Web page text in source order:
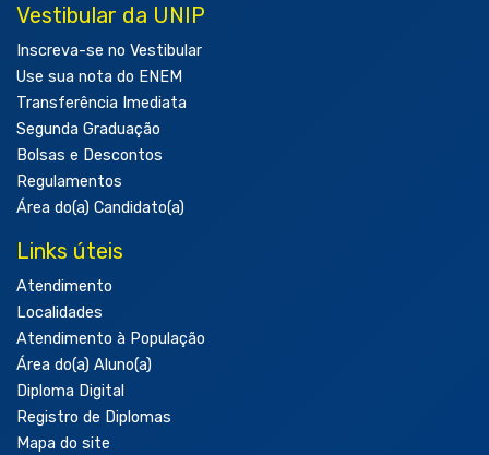
Vestibular da UNIP
Inscreva-se no Vestibular
Use sua nota do ENEM
Transferência Imediata
Segunda Graduação
Bolsas e Descontos
Regulamentos
Área do(a) Candidato(a)
Links úteis
Atendimento
Localidades
Atendimento à População
Área do(a) Aluno(a)
Diploma Digital
Registro de Diplomas
Mapa do site